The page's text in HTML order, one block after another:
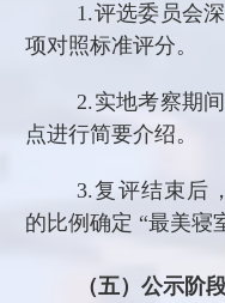
1.评选委员会
项对照标准评分。
2.实地考察期
点进行简要介绍。
3.复评结束后
的比例确定 “最美寝
（五）公示阶